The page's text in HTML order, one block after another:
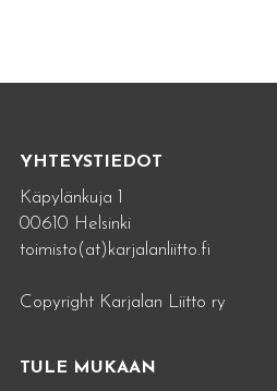
YHTEYSTIEDOT
Käpylänkuja 1
00610 Helsinki
toimisto(at)karjalanliitto.fi
Copyright Karjalan Liitto ry
TULE MUKAAN